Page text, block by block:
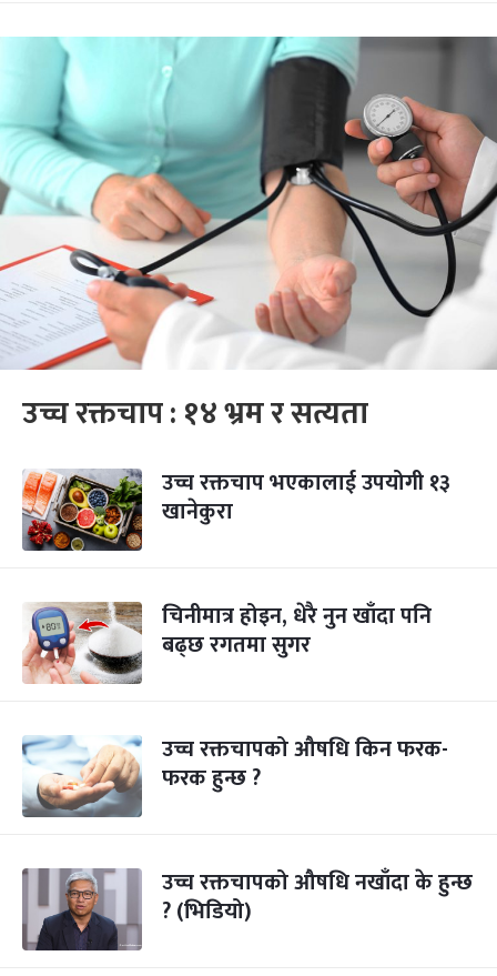
उच्च रक्तचाप : १४ भ्रम र सत्यता
उच्च रक्तचाप भएकालाई उपयोगी १३
खानेकुरा
चिनीमात्र होइन, धेरै नुन खाँदा पनि
बढ्छ रगतमा सुगर
उच्च रक्तचापको औषधि किन फरक-
फरक हुन्छ ?
उच्च रक्तचापको औषधि नखाँदा के हुन्छ
? (भिडियो)